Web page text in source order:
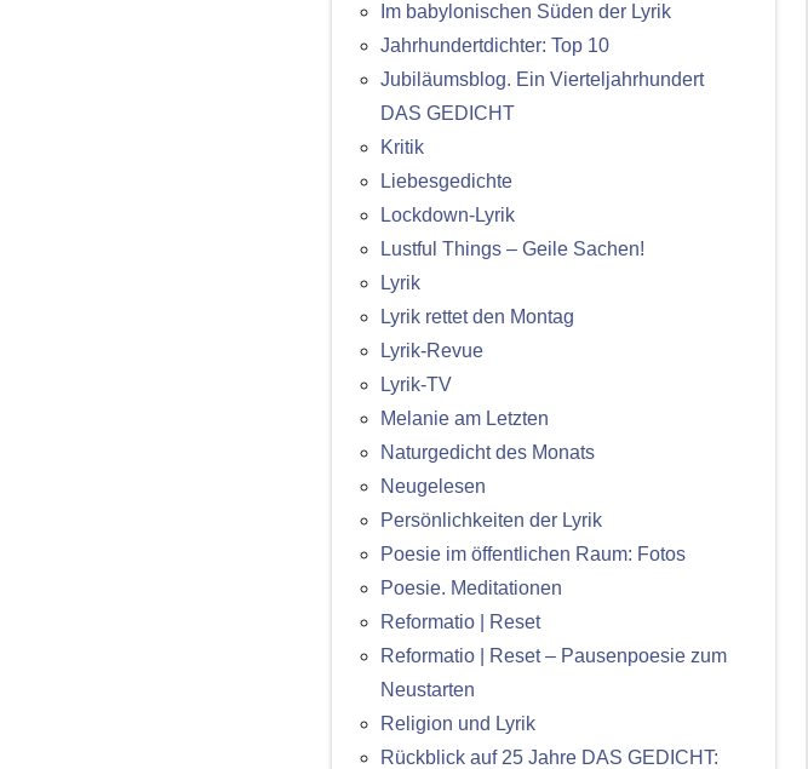
Im babylonischen Süden der Lyrik
Jahrhundertdichter: Top 10
Jubiläumsblog. Ein Vierteljahrhundert
DAS GEDICHT
Kritik
Liebesgedichte
Lockdown-Lyrik
Lustful Things – Geile Sachen!
Lyrik
Lyrik rettet den Montag
Lyrik-Revue
Lyrik-TV
Melanie am Letzten
Naturgedicht des Monats
Neugelesen
Persönlichkeiten der Lyrik
Poesie im öffentlichen Raum: Fotos
Poesie. Meditationen
Reformatio | Reset
Reformatio | Reset – Pausenpoesie zum
Neustarten
Religion und Lyrik
Rückblick auf 25 Jahre DAS GEDICHT: